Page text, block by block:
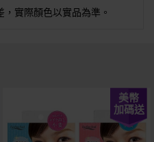
，實際顏色以實品為準。
美幣
加碼送